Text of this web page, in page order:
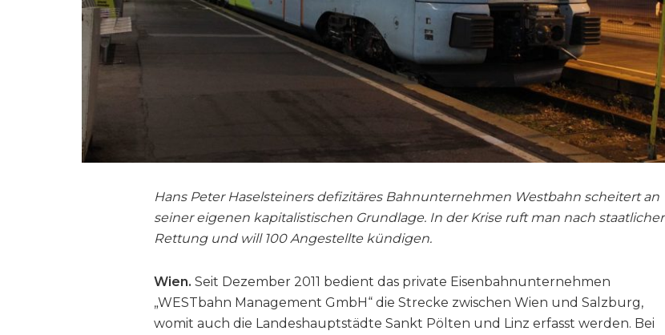
Hans Peter Haselsteiners defizitäres Bahnunternehmen Westbahn scheitert an
seiner eigenen kapitalistischen Grundlage. In der Krise ruft man nach staatlicher
Rettung und will 100 Angestellte kündigen.
Wien. Seit Dezember 2011 bedient das private Eisenbahnunternehmen
„WESTbahn Management GmbH“ die Strecke zwischen Wien und Salzburg,
womit auch die Landeshauptstädte Sankt Pölten und Linz erfasst werden. Bei